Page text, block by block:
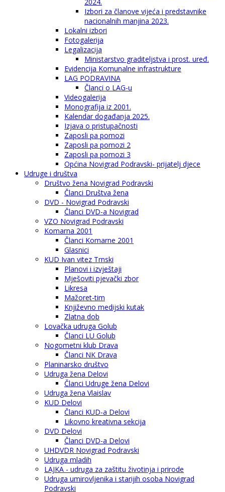
Izbori za članove vijeća i predstavnike
nacionalnih manjina 2023.
Lokalni izbori
Fotogalerija
Legalizacija
Ministarstvo graditeljstva i prost. uređ.
Evidencija Komunalne infrastrukture
LAG PODRAVINA
Članci o LAG-u
Videogalerija
Monografija iz 2001.
Kalendar događanja 2025.
Izjava o pristupačnosti
Zaposli pa pomozi
Zaposli pa pomozi 2
Zaposli pa pomozi 3
Općina Novigrad Podravski- prijatelj djece
Udruge i društva
Društvo žena Novigrad Podravski
Članci Društva žena
DVD - Novigrad Podravski
Članci DVD-a Novigrad
VZO Novigrad Podravski
Komarna 2001
Članci Komarne 2001
Glasnici
KUD Ivan vitez Trnski
Planovi i izvještaji
Mješoviti pjevački zbor
Likresa
Mažoret-tim
Književno medijski kutak
Zlatna dob
Lovačka udruga Golub
Članci LU Golub
Nogometni klub Drava
Članci NK Drava
Planinarsko društvo
Udruga žena Delovi
Članci Udruge žena Delovi
Udruga žena Vlaislav
KUD Delovi
Članci KUD-a Delovi
Likovno kreativna sekcija
DVD Delovi
Članci DVD-a Delovi
UHDVDR Novigrad Podravski
Udruga mladih
LAJKA - udruga za zaštitu životinja i prirode
Udruga umirovljenika i starijih osoba Novigrad
Podravski